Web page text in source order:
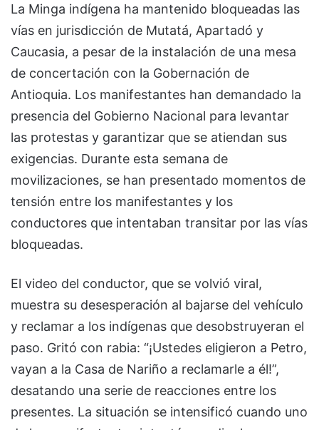
La Minga indígena ha mantenido bloqueadas las
vías en jurisdicción de Mutatá, Apartadó y
Caucasia, a pesar de la instalación de una mesa
de concertación con la Gobernación de
Antioquia. Los manifestantes han demandado la
presencia del Gobierno Nacional para levantar
las protestas y garantizar que se atiendan sus
exigencias. Durante esta semana de
movilizaciones, se han presentado momentos de
tensión entre los manifestantes y los
conductores que intentaban transitar por las vías
bloqueadas.
El video del conductor, que se volvió viral,
muestra su desesperación al bajarse del vehículo
y reclamar a los indígenas que desobstruyeran el
paso. Gritó con rabia: “¡Ustedes eligieron a Petro,
vayan a la Casa de Nariño a reclamarle a él!”,
desatando una serie de reacciones entre los
presentes. La situación se intensificó cuando uno